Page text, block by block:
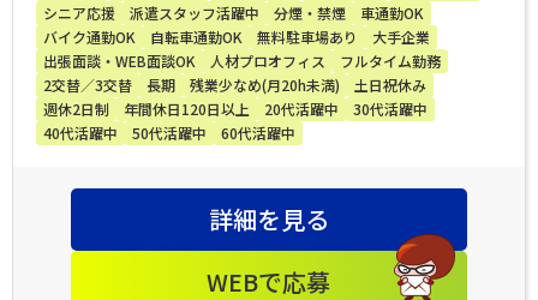
シニア応援
派遣スタッフ活躍中 分煙・禁煙
車通勤OK
バイク通勤OK
自転車通勤OK 無料駐車場あり
大手企業
出張面談・WEB面談OK
人材プロオフィス
フルタイム勤務
2交替／3交替
長期 残業少なめ(月20h未満)
土日祝休み
週休2日制
年間休日120日以上 20代活躍中
30代活躍中
40代活躍中
50代活躍中 60代活躍中
詳細を見る
WEBで応募